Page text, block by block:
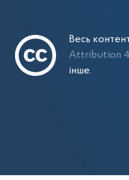
Весь
Attribution
інше.